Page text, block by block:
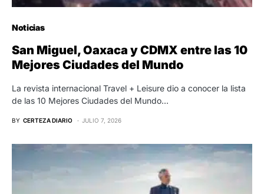
Noticias
San Miguel, Oaxaca y CDMX entre las 10
Mejores Ciudades del Mundo
La revista internacional Travel + Leisure dio a conocer la lista
de las 10 Mejores Ciudades del Mundo…
BY CERTEZA DIARIO JULIO 7, 2026